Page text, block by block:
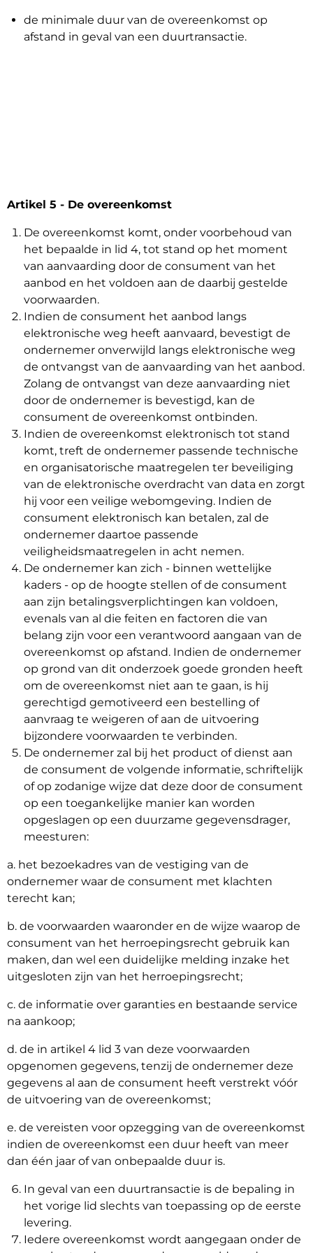
de minimale duur van de overeenkomst op
afstand in geval van een duurtransactie.
Artikel 5 - De overeenkomst
De overeenkomst komt, onder voorbehoud van
het bepaalde in lid 4, tot stand op het moment
van aanvaarding door de consument van het
aanbod en het voldoen aan de daarbij gestelde
voorwaarden.
Indien de consument het aanbod langs
elektronische weg heeft aanvaard, bevestigt de
ondernemer onverwijld langs elektronische weg
de ontvangst van de aanvaarding van het aanbod.
Zolang de ontvangst van deze aanvaarding niet
door de ondernemer is bevestigd, kan de
consument de overeenkomst ontbinden.
Indien de overeenkomst elektronisch tot stand
komt, treft de ondernemer passende technische
en organisatorische maatregelen ter beveiliging
van de elektronische overdracht van data en zorgt
hij voor een veilige webomgeving. Indien de
consument elektronisch kan betalen, zal de
ondernemer daartoe passende
veiligheidsmaatregelen in acht nemen.
De ondernemer kan zich - binnen wettelijke
kaders - op de hoogte stellen of de consument
aan zijn betalingsverplichtingen kan voldoen,
evenals van al die feiten en factoren die van
belang zijn voor een verantwoord aangaan van de
overeenkomst op afstand. Indien de ondernemer
op grond van dit onderzoek goede gronden heeft
om de overeenkomst niet aan te gaan, is hij
gerechtigd gemotiveerd een bestelling of
aanvraag te weigeren of aan de uitvoering
bijzondere voorwaarden te verbinden.
De ondernemer zal bij het product of dienst aan
de consument de volgende informatie, schriftelijk
of op zodanige wijze dat deze door de consument
op een toegankelijke manier kan worden
opgeslagen op een duurzame gegevensdrager,
meesturen:
a. het bezoekadres van de vestiging van de
ondernemer waar de consument met klachten
terecht kan;
b. de voorwaarden waaronder en de wijze waarop de
consument van het herroepingsrecht gebruik kan
maken, dan wel een duidelijke melding inzake het
uitgesloten zijn van het herroepingsrecht;
c. de informatie over garanties en bestaande service
na aankoop;
d. de in artikel 4 lid 3 van deze voorwaarden
opgenomen gegevens, tenzij de ondernemer deze
gegevens al aan de consument heeft verstrekt vóór
de uitvoering van de overeenkomst;
e. de vereisten voor opzegging van de overeenkomst
indien de overeenkomst een duur heeft van meer
dan één jaar of van onbepaalde duur is.
In geval van een duurtransactie is de bepaling in
het vorige lid slechts van toepassing op de eerste
levering.
Iedere overeenkomst wordt aangegaan onder de